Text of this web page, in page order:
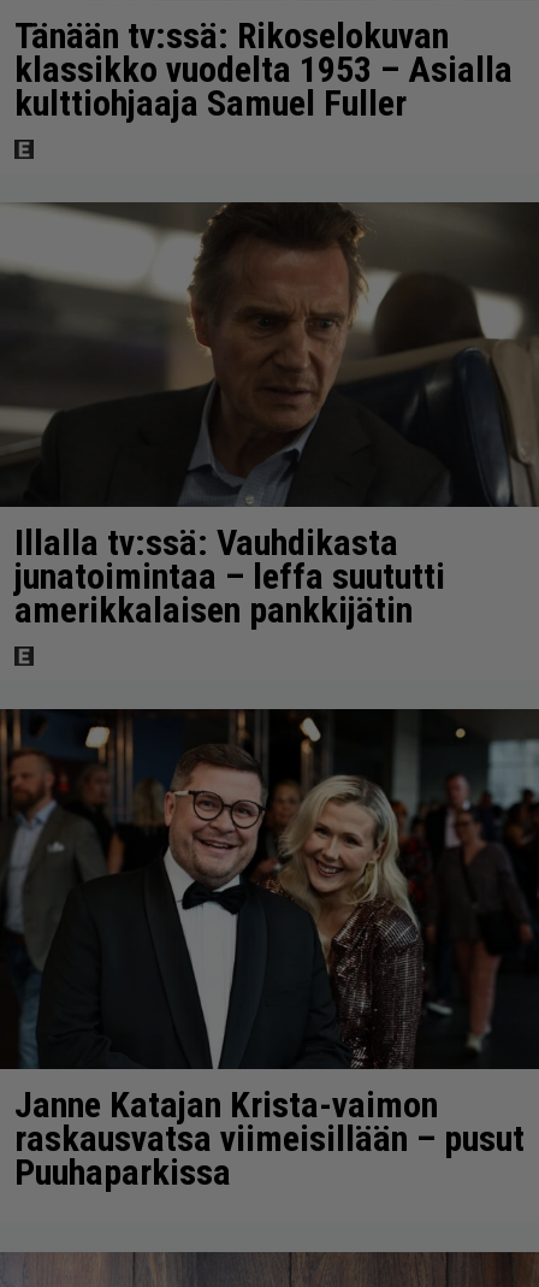
Tänään tv:ssä: Rikoselokuvan
klassikko vuodelta 1953 – Asialla
kulttiohjaaja Samuel Fuller
Illalla tv:ssä: Vauhdikasta
junatoimintaa – leffa suututti
amerikkalaisen pankkijätin
Janne Katajan Krista-vaimon
raskausvatsa viimeisillään – pusut
Puuhaparkissa